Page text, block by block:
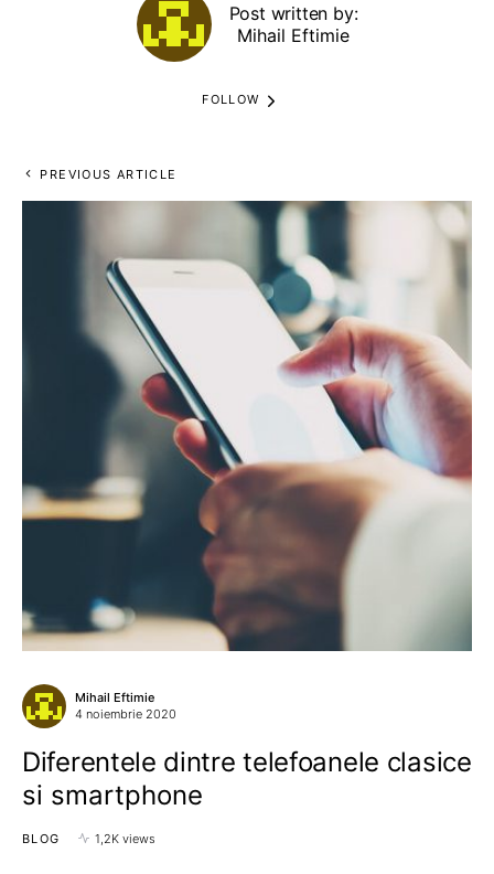
Post written by:
Mihail Eftimie
FOLLOW
PREVIOUS ARTICLE
Mihail Eftimie
4 noiembrie 2020
Diferentele dintre telefoanele clasice
si smartphone
BLOG 1,2K views